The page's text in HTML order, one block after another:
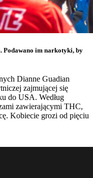
Podawano im narkotyki, by
Dianne Guadian
zajmującej się
do USA. Według
zawierającymi THC,
Kobiecie grozi od pięciu